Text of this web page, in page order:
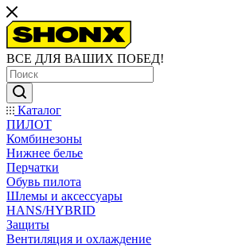
ВСЕ ДЛЯ ВАШИХ ПОБЕД!
Каталог
ПИЛОТ
Комбинезоны
Нижнее белье
Перчатки
Обувь пилота
Шлемы и аксессуары
HANS/HYBRID
Защиты
Вентиляция и охлаждение